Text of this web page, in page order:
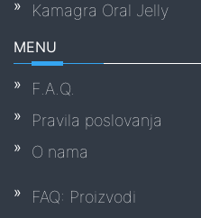
Kamagra Oral Jelly
MENU
F.A.Q.
Pravila poslovanja
O nama
FAQ: Proizvodi